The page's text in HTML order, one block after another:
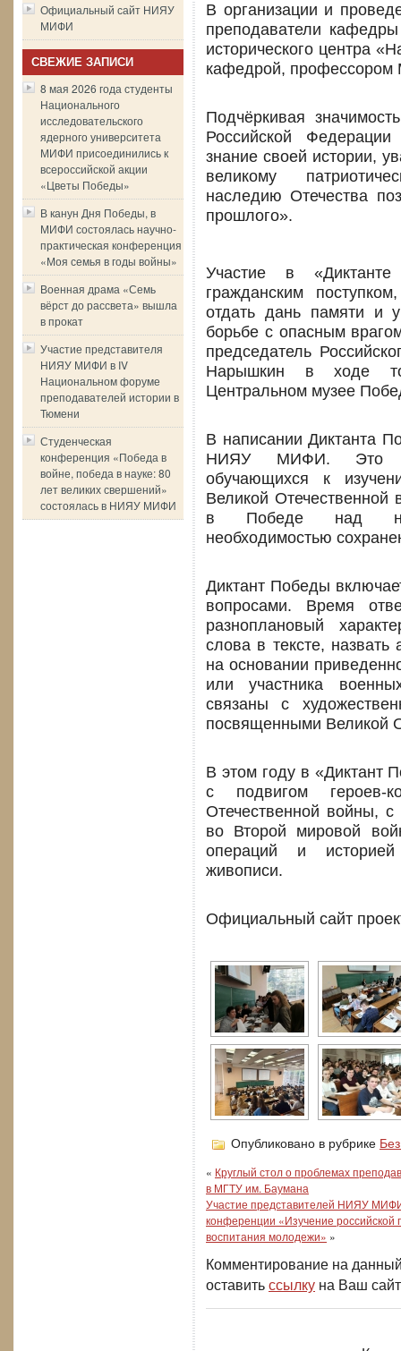
Официальный сайт НИЯУ
МИФИ
СВЕЖИЕ ЗАПИСИ
8 мая 2026 года студенты
Национального
исследовательского
ядерного университета
МИФИ присоединились к
всероссийской акции
«Цветы Победы»
В канун Дня Победы, в
МИФИ состоялась научно-
практическая конференция
«Моя семья в годы войны»
Военная драма «Семь
вёрст до рассвета» вышла
в прокат
Участие представителя
НИЯУ МИФИ в IV
Национальном форуме
преподавателей истории в
Тюмени
Студенческая
конференция «Победа в
войне, победа в науке: 80
лет великих свершений»
состоялась в НИЯУ МИФИ
В организации и
преподаватели кафедры
исторического центра
кафедрой, профессором
Подчёркивая
Российской
знание своей истории,
великому
наследию Отечества
прошлого».
Участие в
гражданским
отдать дань памяти и
борьбе с опасным
председатель
Нарышкин в ходе
Центральном музее
В написании Диктанта
НИЯУ МИФИ. Это
обучающихся к
Великой Отечественной
в Победе над
необходимостью
Диктант Победы
вопросами. Время
разноплановый
слова в тексте,
на основании
или участника
связаны с
посвященными Великой
В этом году в «Диктант
с подвигом героев-
Отечественной войны, с
во Второй мировой
операций и
живописи.
Официальный сайт
Опубликовано в рубрике
« Круглый стол о проблемах
в МГТУ им. Баумана
Участие представителей НИЯУ МИФИ
конференции «Изучение российской
воспитания молодежи» »
Комментирование на
оставитьссылку на Ваш